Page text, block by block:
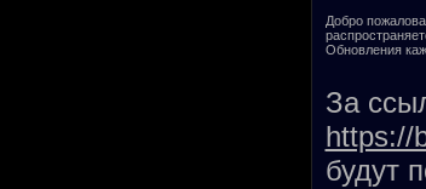
Добро
Обновления
За
https://
будут